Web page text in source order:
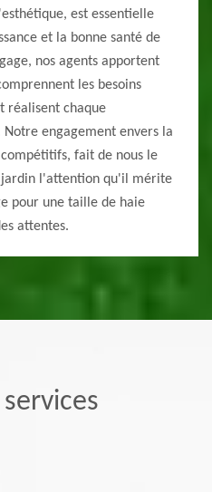
est essentielle
et la bonne santé de
nos agents apportent
les besoins
réalisent chaque
engagement envers la
fait de nous le
jardin l'attention qu'il mérite
pour une taille de haie
attentes.